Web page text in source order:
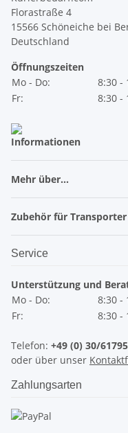
Florastraße 4
15566 Schöneiche bei
Deutschland
Öffnungszeiten
Mo - Do:
8:30 -
Fr:
8:30 -
Informationen
Mehr über...
Zubehör für Transporter
Service
Unterstützung und
Mo - Do:
8:30 -
Fr:
8:30 -
Telefon: +49 (0) 30/
oder über unser
Zahlungsarten